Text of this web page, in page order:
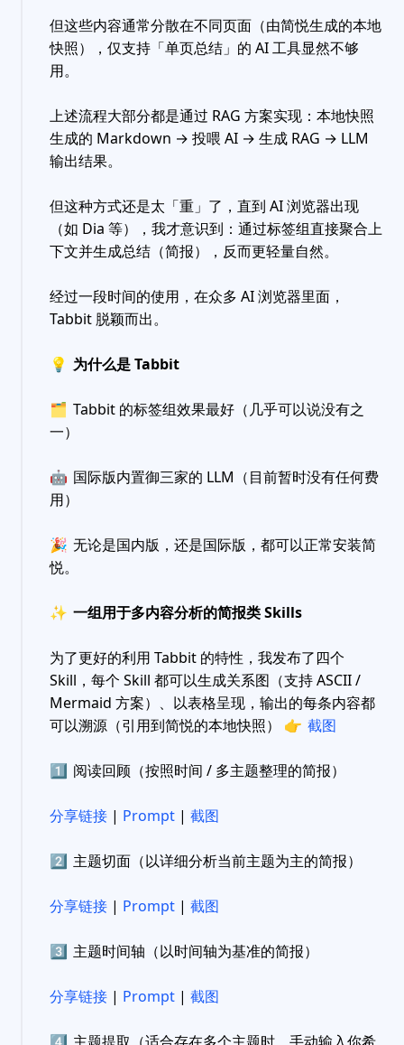
但这些内容通常分散在不同页面（由简悦生成的本地
快照），仅支持「单页总结」的 AI 工具显然不够
用。
上述流程大部分都是通过 RAG 方案实现：本地快照
生成的 Markdown → 投喂 AI → 生成 RAG → LLM
输出结果。
但这种方式还是太「重」了，直到 AI 浏览器出现
（如 Dia 等），我才意识到：通过标签组直接聚合上
下文并生成总结（简报），反而更轻量自然。
经过一段时间的使用，在众多 AI 浏览器里面，
Tabbit 脱颖而出。
💡 为什么是 Tabbit
🗂 Tabbit 的标签组效果最好（几乎可以说没有之
一）
🤖 国际版内置御三家的 LLM（目前暂时没有任何费
用）
🎉 无论是国内版，还是国际版，都可以正常安装简
悦。
✨ 一组用于多内容分析的简报类 Skills
为了更好的利用 Tabbit 的特性，我发布了四个
Skill，每个 Skill 都可以生成关系图（支持 ASCII /
Mermaid 方案）、以表格呈现，输出的每条内容都
可以溯源（引用到简悦的本地快照） 👉 截图
1️⃣ 阅读回顾（按照时间 / 多主题整理的简报）
分享链接 | Prompt | 截图
2️⃣ 主题切面（以详细分析当前主题为主的简报）
分享链接 | Prompt | 截图
3️⃣ 主题时间轴（以时间轴为基准的简报）
分享链接 | Prompt | 截图